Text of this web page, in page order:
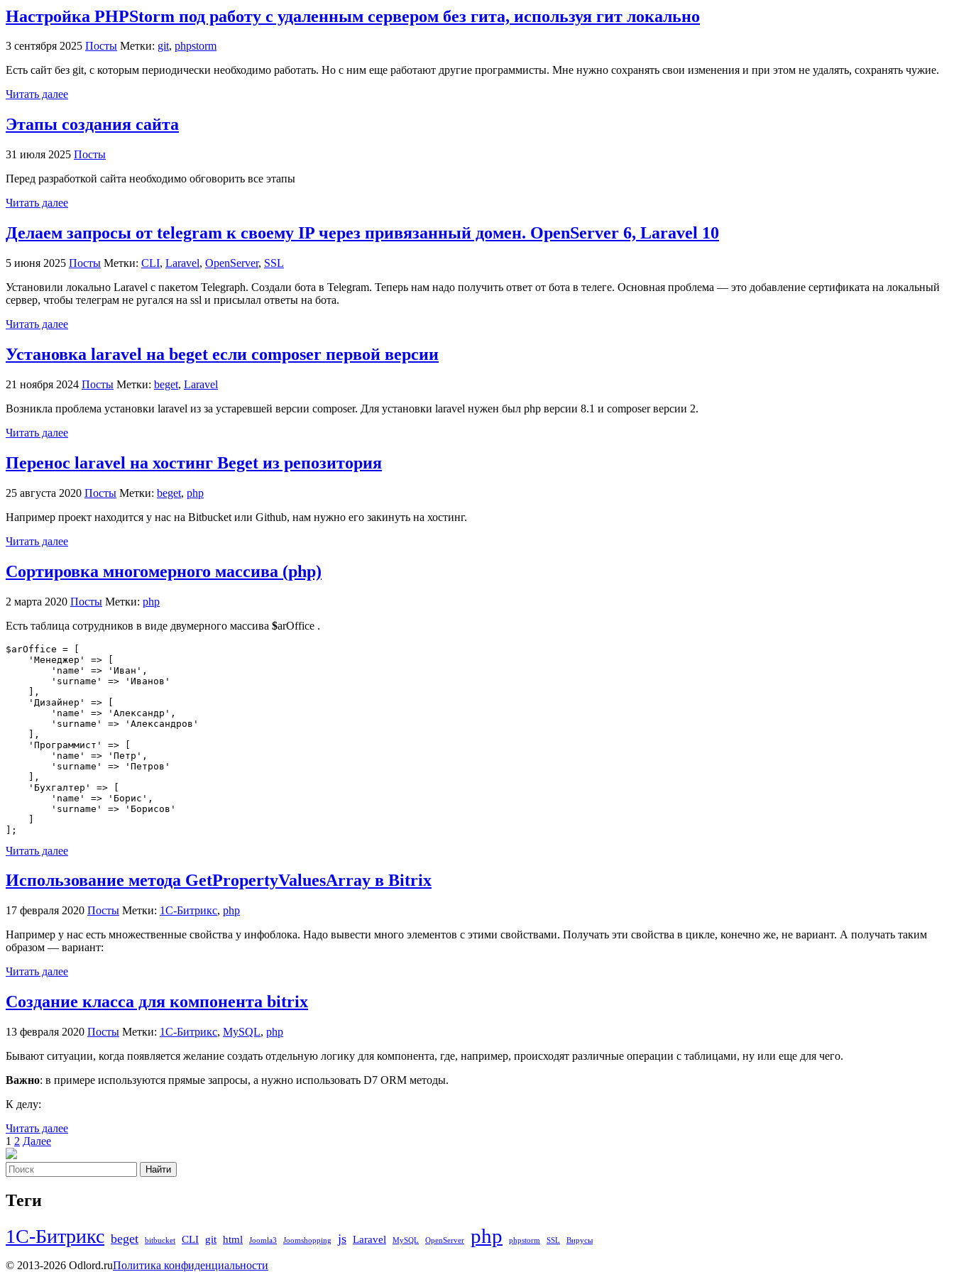
Настройка PHPStorm под работу с удаленным сервером без гита, используя гит локально
3 сентября 2025 Посты Метки: git, phpstorm
Есть сайт без git, с которым периодически необходимо работать. Но с ним еще работают другие программисты. Мне нужно сохранять свои изменения и при этом не удалять, сохранять чужие.
Читать далее
Этапы создания сайта
31 июля 2025 Посты
Перед разработкой сайта необходимо обговорить все этапы
Читать далее
Делаем запросы от telegram к своему IP через привязанный домен. OpenServer 6, Laravel 10
5 июня 2025 Посты Метки: CLI, Laravel, OpenServer, SSL
Установили локально Laravel с пакетом Telegraph. Создали бота в Telegram. Теперь нам надо получить ответ от бота в телеге. Основная проблема — это добавление сертификата на локальный
сервер, чтобы телеграм не ругался на ssl и присылал ответы на бота.
Читать далее
Установка laravel на beget если composer первой версии
21 ноября 2024 Посты Метки: beget, Laravel
Возникла проблема установки laravel из за устаревшей версии composer. Для установки laravel нужен был php версии 8.1 и composer версии 2.
Читать далее
Перенос laravel на хостинг Beget из репозитория
25 августа 2020 Посты Метки: beget, php
Например проект находится у нас на Bitbucket или Github, нам нужно его закинуть на хостинг.
Читать далее
Сортировка многомерного массива (php)
2 марта 2020 Посты Метки: php
Есть таблица сотрудников в виде двумерного массива $arOffice .
$arOffice = [
];
Читать далее
Использование метода GetPropertyValuesArray в Bitrix
17 февраля 2020 Посты Метки: 1С-Битрикс, php
Например у нас есть множественные свойства у инфоблока. Надо вывести много элементов с этими свойствами. Получать эти свойства в цикле, конечно же, не вариант. А получать таким
образом — вариант:
Читать далее
Создание класса для компонента bitrix
13 февраля 2020 Посты Метки: 1С-Битрикс, MySQL, php
Бывают ситуации, когда появляется желание создать отдельную логику для компонента, где, например, происходят различные операции с таблицами, ну или еще для чего.
Важно: в примере используются прямые запросы, а нужно использовать D7 ORM методы.
К делу:
Читать далее
Пагинация
записей
1 2 Далее
Найти
Теги
1С-Битрикс beget bitbucket CLI git html Joomla3 Joomshopping js Laravel MySQL OpenServer php phpstorm SSL Вирусы
© 2013-2026 Odlord.ruПолитика конфиденциальности